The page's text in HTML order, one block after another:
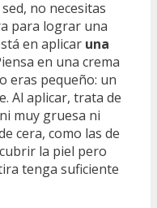
no necesitas
para lograr una
en aplicar una
en una crema
eras pequeño: un
Al aplicar, trata de
muy gruesa ni
cera, como las de
la piel pero
tenga suficiente